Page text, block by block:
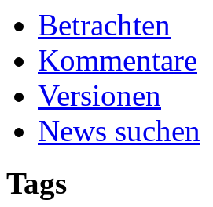
Betrachten
Kommentare
Versionen
News suchen
Tags